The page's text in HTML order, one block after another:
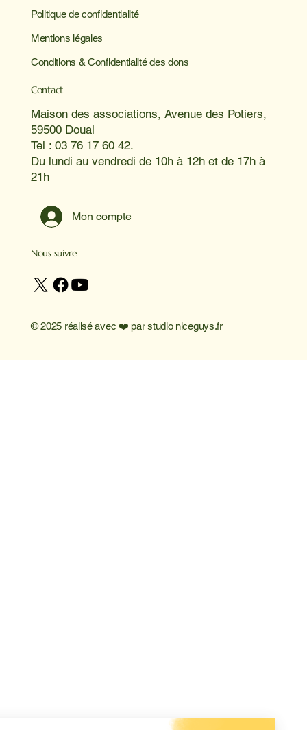
Politique de confidentialité
Mentions légales
Conditions & Confidentialité des dons
Contact
Maison des associations, Avenue des Potiers,
59500 Douai
Tel : 03 76 17 60 42.
Du lundi au vendredi de 10h à 12h et de 17h à
21h
Mon compte
Nous suivre
© 2025 réalisé avec ❤️ parstudio niceguys.fr